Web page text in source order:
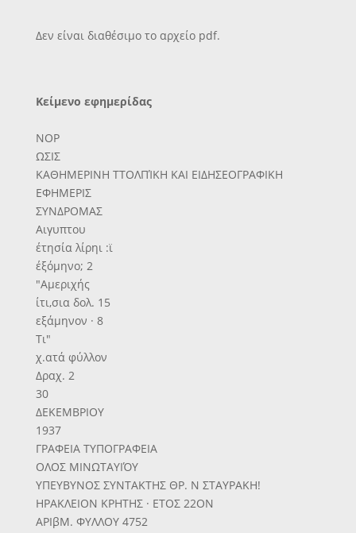
Δεν είναι διαθέσιμο το αρχείο pdf.
Κείμενο εφημερίδας
ΝΟΡ
ΩΣΙΣ
ΚΑΘΗΜΕΡΙΝΗ ΤΤΟΛΠΊΚΗ ΚΑΙ ΕΙΔΗΣΕΟΓΡΑΦΙΚΗ
ΕΦΗΜΕΡΙΣ
ΣΥΝΔΡΟΜΑΣ
Αιγυπτου
έτησία λίρηι :ϊ
έξόμηνο; 2
"Αμεριχής
ίτι,σια δολ. 15
εξάμηνον · 8
Τι"
χ.ατά φύλλον
Δραχ. 2
30
ΔΕΚΕΜΒΡΙΟΥ
1937
ΓΡΑΦΕΙΑ ΤΥΠΟΓΡΑΦΕΙΑ
ΟΛΟΣ ΜΙΝΩΤΑΥΙΌΥ
ΥΠΕΥΒΥΝΟΣ ΣΥΝΤΑΚΤΗΣ ΘΡ. Ν ΣΤΑΥΡΑΚΗ!
ΗΡΑΚΛΕΙΟΝ ΚΡΗΤΗΣ · ΕΤΟΣ 22ΟΝ
ΑΡΙβΜ. ΦΥΛΛΟΥ 4752